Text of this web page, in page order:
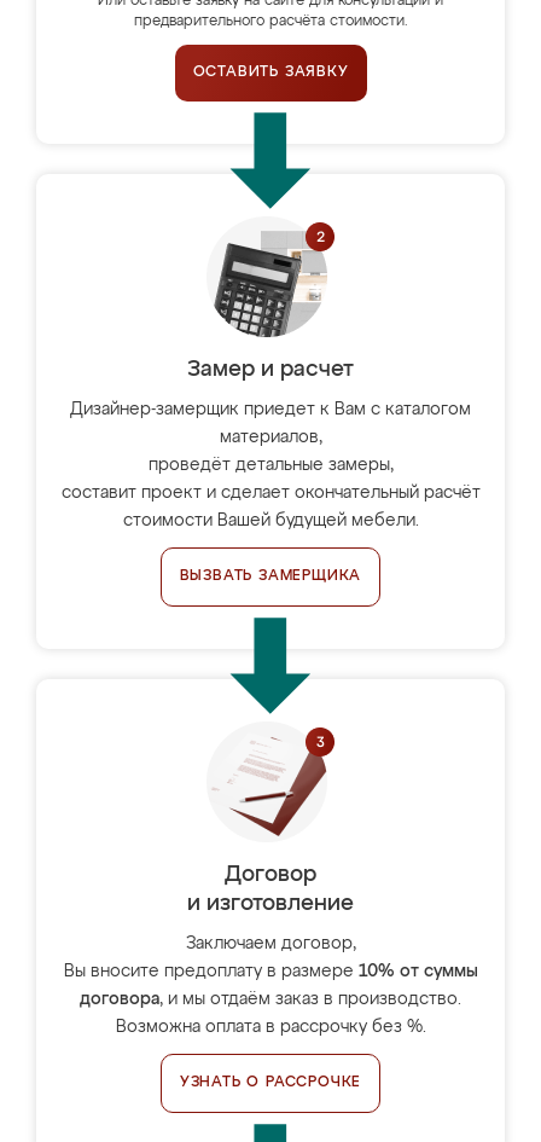
предварительного расчёта стоимости.
ОСТАВИТЬ ЗАЯВКУ
Замер и расчет
Дизайнер-замерщик приедет к Вам с каталогом
материалов,
проведёт детальные замеры,
составит проект и сделает окончательный расчёт
стоимости Вашей будущей мебели.
ВЫЗВАТЬ ЗАМЕРЩИКА
Договор
и изготовление
Заключаем договор,
Вы вносите предоплату в размере 10% от суммы
договора, и мы отдаём заказ в производство.
Возможна оплата в рассрочку без %.
УЗНАТЬ О РАССРОЧКЕ